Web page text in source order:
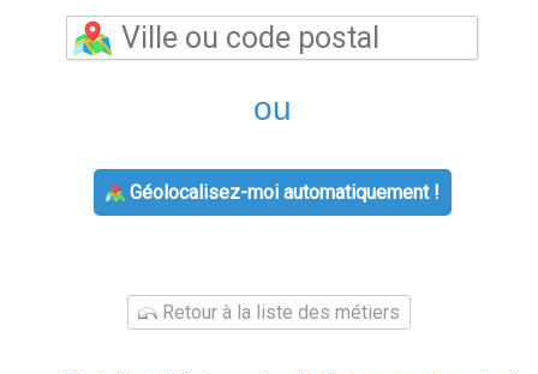
ou
Géolocalisez-moi automatiquement !
Retour à la liste des métiers